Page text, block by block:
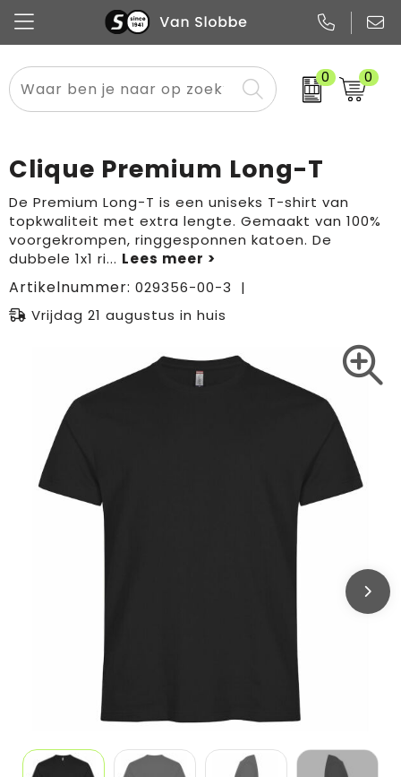
0 0
Alle categorieën
Snoep
Promo
Pennen
Notitieboekjes
Papier
Flessen
Glazen en karaffen
Merken
Meest gekozen
Sportkleding
Overig textiel
Boodschappen- en draagtassen
Sport & vrije tijd
Rugzakken
Clique Premium Long-T
De Premium Long-T is een uniseks T-shirt van
topkwaliteit met extra lengte. Gemaakt van 100%
voorgekrompen, ringgesponnen katoen. De
dubbele 1x1 ri...
Artikelnummer: 029356-00-3
Vrijdag 21 augustus in huis